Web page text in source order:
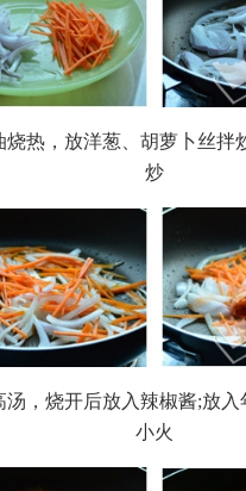
，放洋葱、胡萝卜丝拌
炒
烧开后放入辣椒酱;放入
小火